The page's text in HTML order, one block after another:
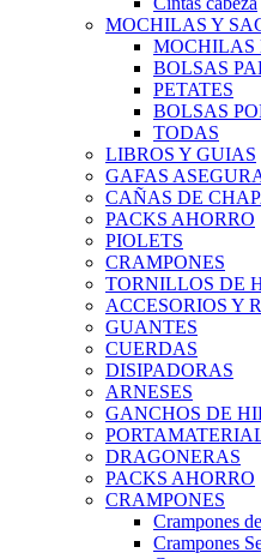
MOCHILAS Y
MOCHILAS
BOLSAS
PETATES
BOLSAS
TODAS
LIBROS Y GUIAS
GAFAS
CAÑAS DE
PACKS AHORRO
PIOLETS
CRAMPONES
TORNILLOS DE
ACCESORIOS Y
GUANTES
CUERDAS
DISIPADORAS
ARNESES
GANCHOS DE
DRAGONERAS
PACKS AHORRO
CRAMPONES
Crampones
Crampones